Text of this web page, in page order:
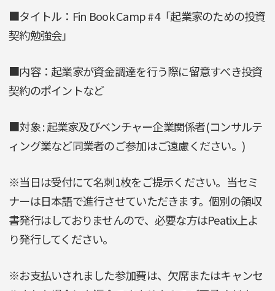
■タイトル：Fin Book Camp #4「起業家のための投資
契約勉強会」
■内容：起業家が資金調達を行う際に留意すべき投資
契約のポイントなど
■対象 : 起業家及びベンチャー企業関係者(コンサルテ
ィング業など同業者のご参加はご遠慮ください。)
※当日は受付にて名刺1枚をご提示ください。当セミ
ナーは日本語で進行させていただきます。個別の領収
書発行はしておりませんので、必要な方はPeatix上よ
り発行してください。
※お支払いされました参加費は、欠席またはキャンセ